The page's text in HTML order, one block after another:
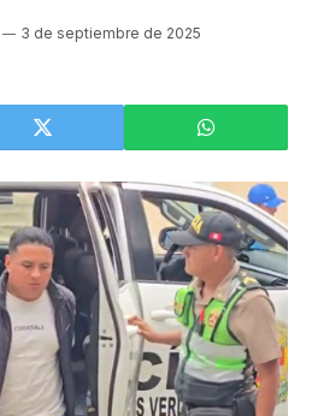
3 de septiembre de 2025